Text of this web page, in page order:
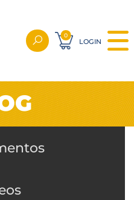
0
LOGIN